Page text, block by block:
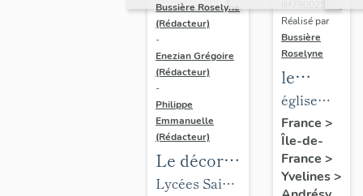
Bussière Roselyne
(Rédacteur)
-
Enezian Grégoire
(Rédacteur)
-
Philippe
Emmanuelle
(Rédacteur)
Le décor
des lycées
Lycées Saint-
Réalisé par
Bussière
Roselyne
le
mobilier
de
l'église
Saint-
Germain-
église
paroissiale
Saint-
Germain
France >
Île-de-
France >
Yvelines>